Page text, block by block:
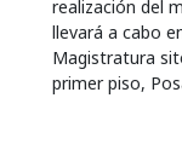
realización del
llevará a cabo
Magistratura
primer piso,